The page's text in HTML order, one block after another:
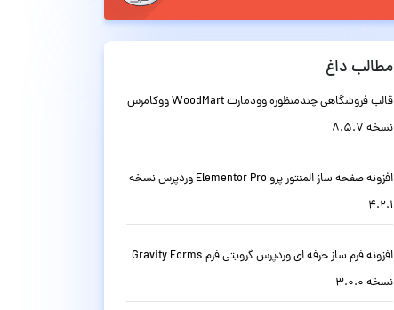
مطالب داغ
قالب فروشگاهی چندمنظوره وودمارت WoodMart ووکامرس
نسخه 8.5.7
افزونه صفحه ساز المنتور پرو Elementor Pro وردپرس نسخه
4.2.1
افزونه فرم ساز حرفه ای وردپرس گرویتی فرم Gravity Forms
نسخه 3.0.0